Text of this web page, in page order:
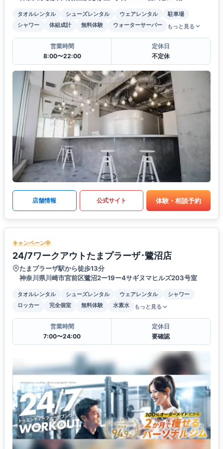
タオルレンタル シューズレンタル ウェアレンタル
駐車場
シャワー
体組成計 無料体験 ウォーターサーバー もっと見る
営業時間
8:00〜22:00
定休日
不定休
店舗情報 公式サイト 体験・相談予約
キャンペーン中
24/7ワークアウトたまプラーザ･鷺沼店
たまプラーザ駅から徒歩13分
神奈川県川崎市宮前区鷺沼2ー19ー4サギヌマヒルズ203号室
タオルレンタル シューズレンタル ウェアレンタル
シャワー
ロッカー
完全個室 無料体験 水素水 もっと見る
営業時間
7:00〜24:00
定休日
要確認